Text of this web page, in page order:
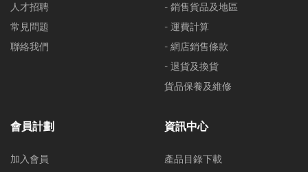
人才招聘
常見問題
聯絡我們
- 銷售貨品及地區
- 運費計算
- 網店銷售條款
- 退貨及換貨
貨品保養及維修
會員計劃
加入會員
資訊中心
產品目錄下載